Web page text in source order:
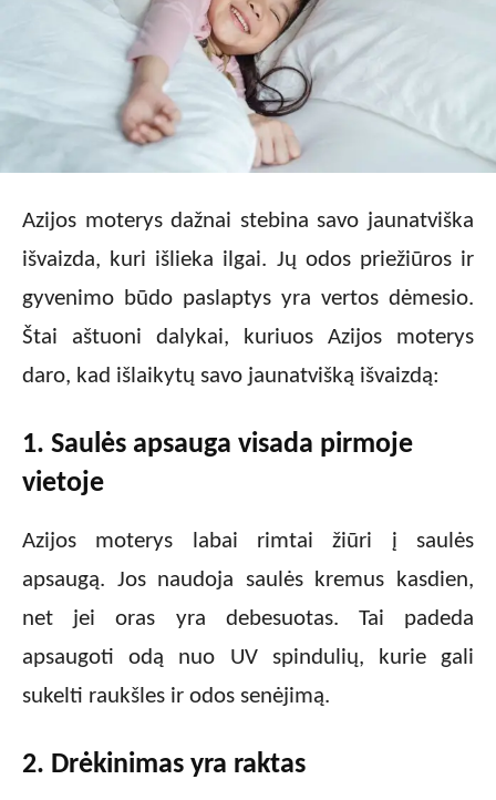
Azijos moterys dažnai stebina savo jaunatviška
išvaizda, kuri išlieka ilgai. Jų odos priežiūros ir
gyvenimo būdo paslaptys yra vertos dėmesio.
Štai aštuoni dalykai, kuriuos Azijos moterys
daro, kad išlaikytų savo jaunatvišką išvaizdą:
1. Saulės apsauga visada pirmoje
vietoje
Azijos moterys labai rimtai žiūri į saulės
apsaugą. Jos naudoja saulės kremus kasdien,
net jei oras yra debesuotas. Tai padeda
apsaugoti odą nuo UV spindulių, kurie gali
sukelti raukšles ir odos senėjimą.
2. Drėkinimas yra raktas